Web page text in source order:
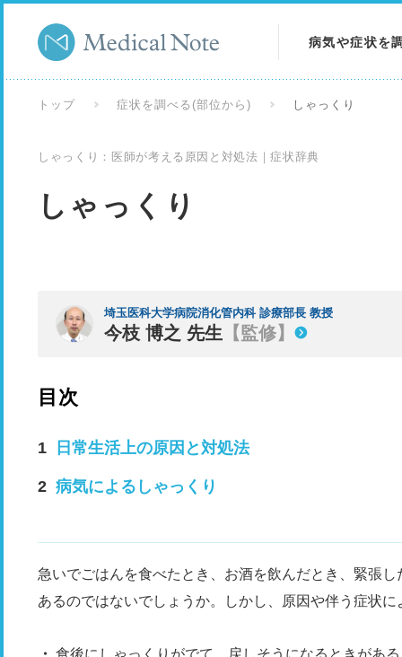
病気や症状を
トップ 症状を調べる(部位から) しゃっくり
しゃっくり：医師が考える原因と対処法｜症状辞典
しゃっくり
埼玉医科大学病院消化管内科 診療部長 教授
今枝 博之 先生 【監修】
目次
日常生活上の原因と対処法
病気によるしゃっくり
急いでごはんを食べたとき、お酒を飲んだとき、緊張
あるのではないでしょうか。しかし、原因や伴う症状
食後にしゃっくりがでて、戻しそうになるときがある